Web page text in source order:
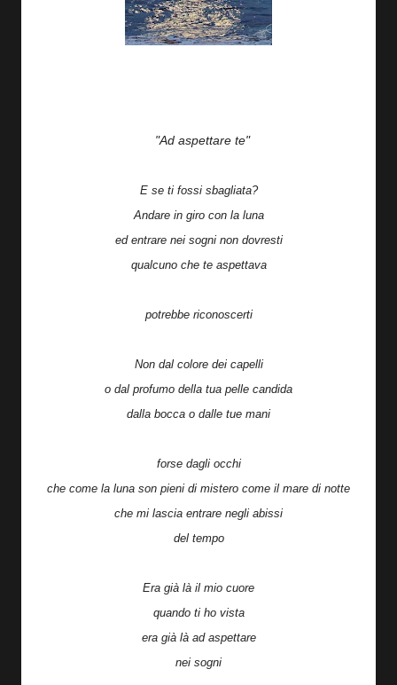
"Ad aspettare te"
E se ti fossi sbagliata?
Andare in giro con la luna
ed entrare nei sogni non dovresti
qualcuno che te aspettava
potrebbe riconoscerti
Non dal colore dei capelli
o dal profumo della tua pelle candida
dalla bocca o dalle tue mani
forse dagli occhi
che come la luna son pieni di mistero come il mare di notte
che mi lascia entrare negli abissi
del tempo
Era già là il mio cuore
quando ti ho vista
era già là ad aspettare
nei sogni